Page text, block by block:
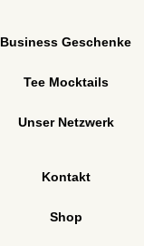
Business Geschenke
Tee Mocktails
Unser Netzwerk
Kontakt
Shop